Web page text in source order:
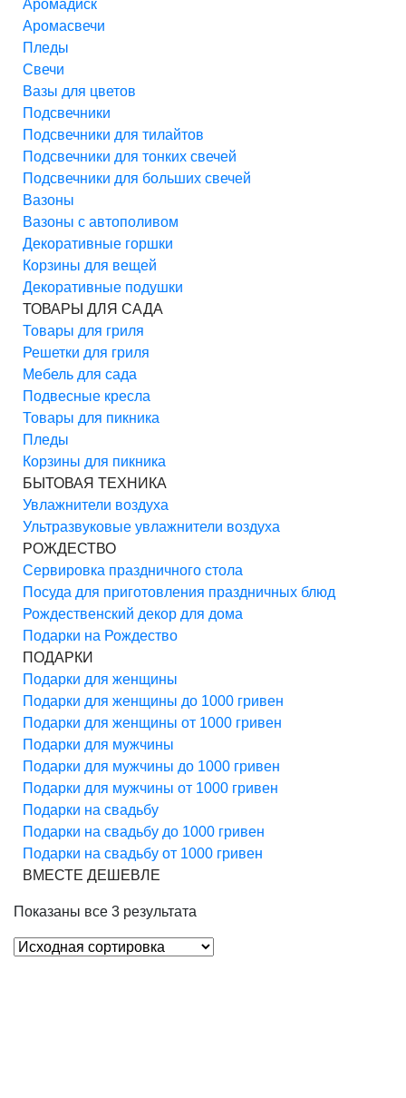
Аромадиск
Аромасвечи
Пледы
Свечи
Вазы для цветов
Подсвечники
Подсвечники для тилайтов
Подсвечники для тонких свечей
Подсвечники для больших свечей
Вазоны
Вазоны с автополивом
Декоративные горшки
Корзины для вещей
Декоративные подушки
ТОВАРЫ ДЛЯ САДА
Товары для гриля
Решетки для гриля
Мебель для сада
Подвесные кресла
Товары для пикника
Пледы
Корзины для пикника
БЫТОВАЯ ТЕХНИКА
Увлажнители воздуха
Ультразвуковые увлажнители воздуха
РОЖДЕСТВО
Сервировка праздничного стола
Посуда для приготовления праздничных блюд
Рождественский декор для дома
Подарки на Рождество
ПОДАРКИ
Подарки для женщины
Подарки для женщины до 1000 гривен
Подарки для женщины от 1000 гривен
Подарки для мужчины
Подарки для мужчины до 1000 гривен
Подарки для мужчины от 1000 гривен
Подарки на свадьбу
Подарки на свадьбу до 1000 гривен
Подарки на свадьбу от 1000 гривен
ВМЕСТЕ ДЕШЕВЛЕ
Показаны все 3 результата